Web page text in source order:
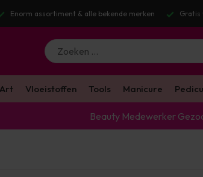
Enorm assortiment & alle bekende merken Gratis
Vloeistoffen Tools Manicure
Beauty Medewerker